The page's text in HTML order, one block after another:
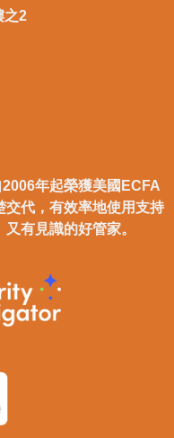
之2
年起榮獲美國ECFA
交代，有效率地使用支持
有見識的好管家。